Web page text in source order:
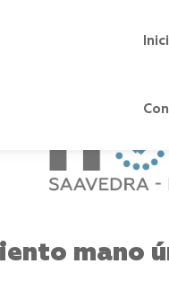
mano